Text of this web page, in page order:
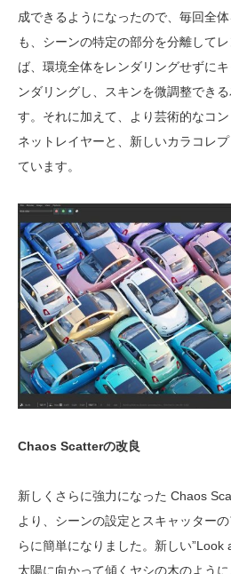
成できるようになったので、毎回全
も、シーンの特定の部分を分離して
ば、環境全体をレンダリングせずに
ンダリングし、スキンを微調整でき
す。それに加えて、より芸術的なコ
ネットレイヤーと、新しいカラコレ
ています。
Chaos Scatterの改良
新しくさらに強力になった Chaos
より、シーンの設定とスキャッター
らに簡単になりました。新しい”Look
太陽に向かって傾くヤシの木のよう